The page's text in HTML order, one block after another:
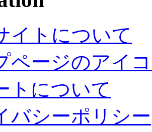
イトについて
ページのアイ
トについて
バシーポリシー